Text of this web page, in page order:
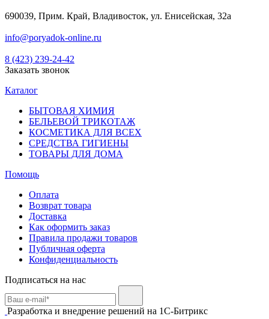
690039, Прим. Край, Владивосток, ул. Енисейская, 32а
info@poryadok-online.ru
8 (423) 239-24-42
Заказать звонок
Каталог
БЫТОВАЯ ХИМИЯ
БЕЛЬЕВОЙ ТРИКОТАЖ
КОСМЕТИКА ДЛЯ ВСЕХ
СРЕДСТВА ГИГИЕНЫ
ТОВАРЫ ДЛЯ ДОМА
Помощь
Оплата
Возврат товара
Доставка
Как оформить заказ
Правила продажи товаров
Публичная оферта
Конфиденциальность
Подписаться на нас
Разработка и внедрение решений на 1С-Битрикс